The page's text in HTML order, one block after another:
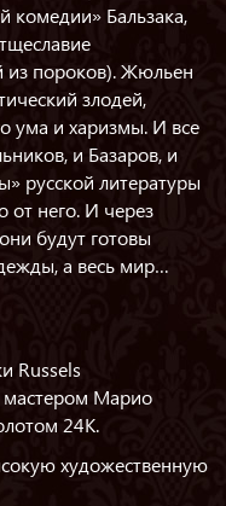
комедии» Бальзака,
из пороков). Жюльен
злодей,
ума и харизмы. И все
и Базаров, и
русской литературы
от него. И через
будут готовы
а весь мир…
Russels
мастером Марио
24K.
художественную